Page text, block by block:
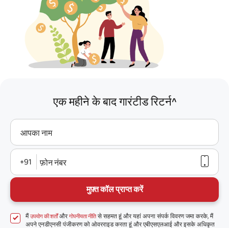
एक महीने के बाद गारंटीड रिटर्न^
आपका नाम
+91 फ़ोन नंबर
मुफ़्त कॉल प्राप्त करें
मैंउपयोग की शर्तोंऔरगोपनीयता नीतिसे सहमत हूं और यहां अपना संपर्क विवरण जमा करके, मैं
अपने एनडीएनसी पंजीकरण को ओवरराइड करता हूं और एबीएसएलआई और इसके अधिकृत